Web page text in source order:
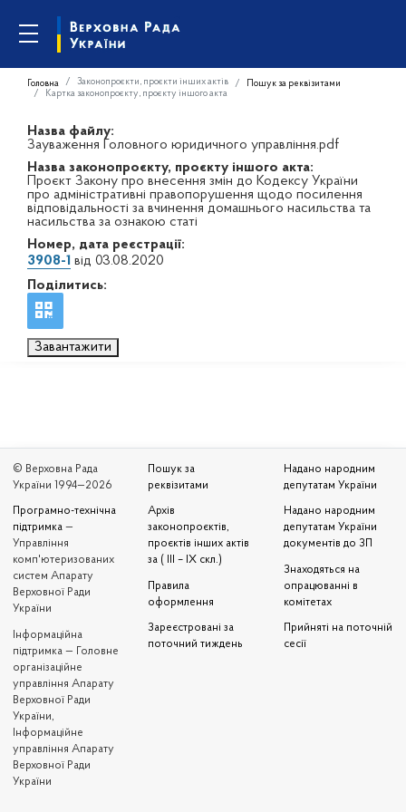
Головна Законопроєкти, проєкти інших актів
Пошук за реквізитами
Картка законопроєкту, проєкту іншого акта
Назва файлу:
Зауваження Головного юридичного управління.pdf
Назва законопроєкту, проєкту іншого акта:
Проєкт Закону про внесення змін до Кодексу України
про адміністративні правопорушення щодо посилення
відповідальності за вчинення домашнього насильства та
насильства за ознакою статі
Номер, дата реєстрації:
3908-1 від 03.08.2020
Поділитись:
Завантажити
© Верховна Рада
України 1994—2026
Програмно-технічна
підтримка —
Управління
комп'ютеризованих
систем Апарату
Верховної Ради
України
Iнформаційна
підтримка — Головне
організаційне
управління Апарату
Верховної Ради
України,
Інформаційне
управління Апарату
Верховної Ради
України
Пошук за
реквізитами
Архів
законопроєктів,
проєктів інших актів
за ( III – IX скл.)
Правила
оформлення
Зареєстровані за
поточний тиждень
Надано народним
депутатам України
Надано народним
депутатам України
документів до ЗП
Знаходяться на
опрацюванні в
комітетах
Прийняті на поточній
сесії